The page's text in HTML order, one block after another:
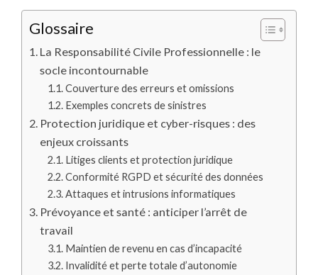
Glossaire
La Responsabilité Civile Professionnelle : le
socle incontournable
Couverture des erreurs et omissions
Exemples concrets de sinistres
Protection juridique et cyber-risques : des
enjeux croissants
Litiges clients et protection juridique
Conformité RGPD et sécurité des données
Attaques et intrusions informatiques
Prévoyance et santé : anticiper l’arrêt de
travail
Maintien de revenu en cas d’incapacité
Invalidité et perte totale d’autonomie